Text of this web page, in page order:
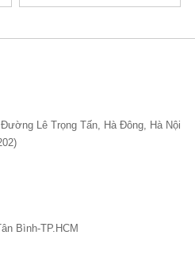
Lê Trọng Tấn, Hà Đông, Hà Nội
Bình-TP.HCM